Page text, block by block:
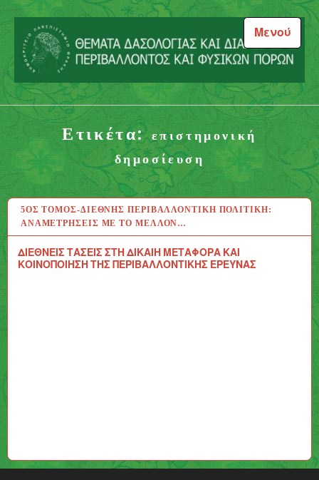
Μεταπηδήστε
περιεχόμενο
Θέματα Δασολογίας και
Διαχείρισης Περιβάλλοντος
και Φυσικών Πόρων
Μενού
Ετικέτα:επιστημονική
δημοσίευση
5ΟΣ ΤΌΜΟΣ-ΔΙΕΘΝΉΣ ΠΕΡΙΒΑΛΛΟΝΤΙΚΉ ΠΟΛΙΤΙΚΉ:
ΑΝΑΜΕΤΡΉΣΕΙΣ ΜΕ ΤΟ ΜΈΛΛΟΝ…
ΔΙΕΘΝΕΙΣ ΤΑΣΕΙΣ ΣΤΗ ΔΙΚΑΙΗ ΜΕΤΑΦΟΡΑ ΚΑΙ
ΚΟΙΝΟΠΟΙΗΣΗ ΤΗΣ ΠΕΡΙΒΑΛΛΟΝΤΙΚΗΣ ΕΡΕΥΝΑΣ
17 ΑΥΓ 2020